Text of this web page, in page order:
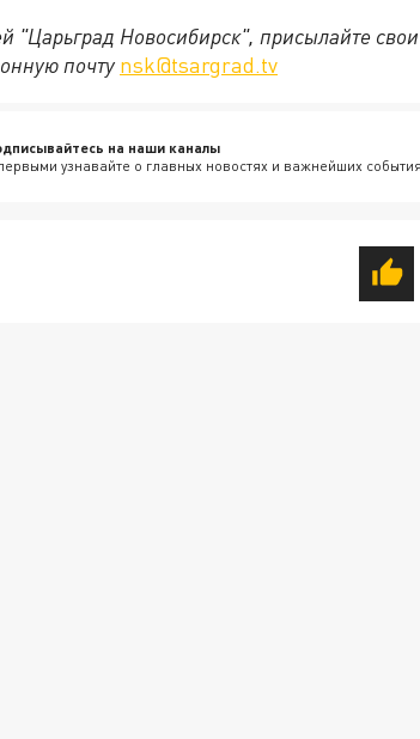
"Царьград Новосибирск", присылайте свои
почту nsk@tsargrad.tv
на наши каналы
узнавайте о главных новостях и важнейших